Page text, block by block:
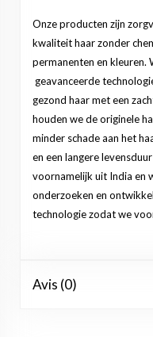
Onze producten zijn
kwaliteit haar zonder
permanenten en kleuren.
geavanceerde
gezond haar met een
houden we de originele
minder schade aan het
en een langere
voornamelijk uit India en
onderzoeken en
technologie zodat we
Avis (0)